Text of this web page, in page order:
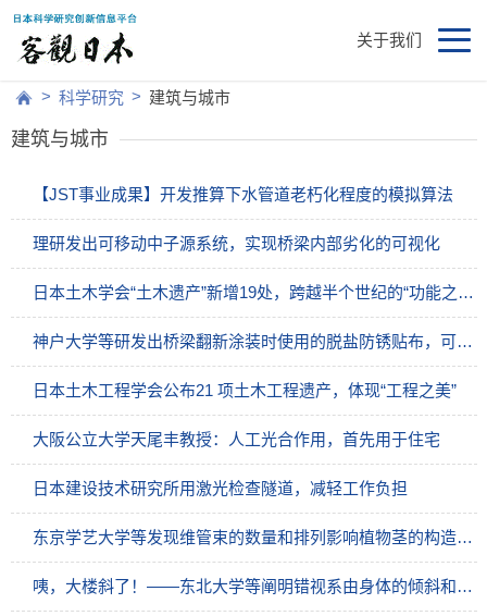
关于我们
> 科学研究 > 建筑与城市
建筑与城市
【JST事业成果】开发推算下水管道老朽化程度的模拟算法
理研发出可移动中子源系统，实现桥梁内部劣化的可视化
日本土木学会“土木遗产”新增19处，跨越半个世纪的“功能之美”传承至今
神户大学等研发出桥梁翻新涂装时使用的脱盐防锈贴布，可像膏药一样去除“腐蚀”根源
日本土木工程学会公布21 项土木工程遗产，体现“工程之美”
大阪公立大学天尾丰教授：人工光合作用，首先用于住宅
日本建设技术研究所用激光检查隧道，减轻工作负担
东京学艺大学等发现维管束的数量和排列影响植物茎的构造，期待应用于中柱设计
咦，大楼斜了！——东北大学等阐明错视系由身体的倾斜和移动引起